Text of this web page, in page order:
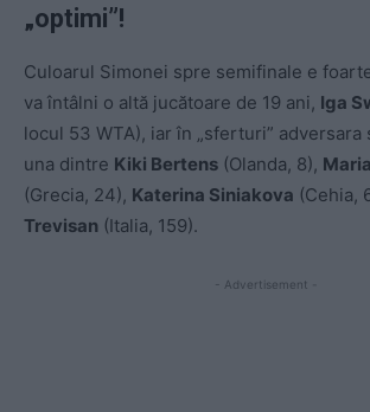
„optimi”!
Culoarul Simonei spre semifinale e
va întâlni o altă jucătoare de 19 ani, Iga
locul 53 WTA), iar în „sferturi” adversara
una dintre Kiki Bertens (Olanda, 8),
(Grecia, 24), Katerina Siniakova (Cehia,
Trevisan (Italia, 159).
- Advertisement -